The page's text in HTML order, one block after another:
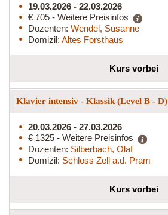
19.03.2026 - 22.03.2026
€ 705 - Weitere Preisinfos
Dozenten: Wendel, Susanne
Domizil: Altes Forsthaus
Kurs vorbei
Klavier intensiv - Klassik (Level B - D)
20.03.2026 - 27.03.2026
€ 1325 - Weitere Preisinfos
Dozenten: Silberbach, Olaf
Domizil: Schloss Zell a.d. Pram
Kurs vorbei